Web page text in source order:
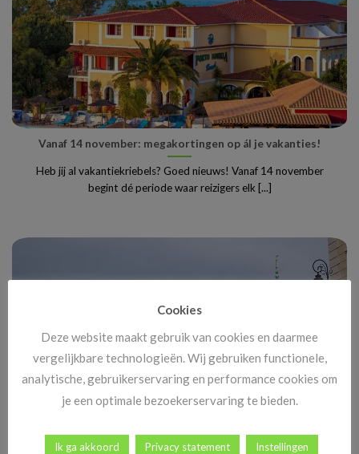
Vanaf 14 november: megakortingen op ál je vakanties!
Heb jij al vakantiekriebels? Goed nieuws! Vanaf 14 november
begint dé periode waar reizigers elk [...]
Stedentrip Warschau: ontdek de verrassende charme van
Cookies
Deze website maakt gebruik van cookies en daarmee
vergelijkbare technologieën. Wij gebruiken functionele,
analytische, gebruikerservaring en performance cookies om
je een optimale bezoekerservaring te bieden.
Ik ga akkoord Privacy statement Instellingen